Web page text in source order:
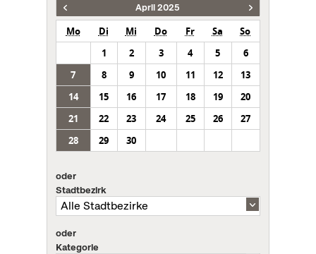
April 2025
Mo Di Mi Do Fr Sa
So
1
2 3 4 5
6
7
8 9 10 11 12
13
14
15 16 17 18 19
20
21
22 23 24 25 26
27
28
29 30
oder
Stadtbezirk
oder
Kategorie